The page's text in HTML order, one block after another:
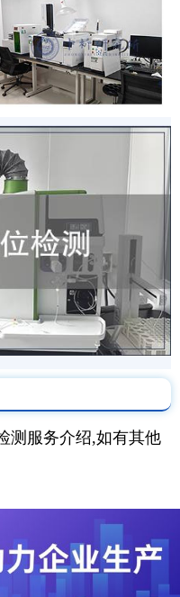
测服务介绍,如有其他